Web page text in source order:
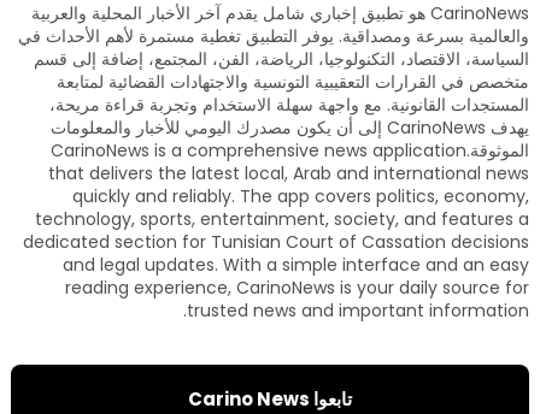
CarinoNews هو تطبيق إخباري شامل يقدم آخر الأخبار المحلية والعربية
والعالمية بسرعة ومصداقية. يوفر التطبيق تغطية مستمرة لأهم الأحداث في
السياسة، الاقتصاد، التكنولوجيا، الرياضة، الفن، المجتمع، إضافة إلى قسم
متخصص في القرارات التعقيبية التونسية والاجتهادات القضائية لمتابعة
المستجدات القانونية. مع واجهة سهلة الاستخدام وتجربة قراءة مريحة،
يهدف CarinoNews إلى أن يكون مصدرك اليومي للأخبار والمعلومات
الموثوقة.CarinoNews is a comprehensive news application
that delivers the latest local, Arab and international news
quickly and reliably. The app covers politics, economy,
technology, sports, entertainment, society, and features a
dedicated section for Tunisian Court of Cassation decisions
and legal updates. With a simple interface and an easy
reading experience, CarinoNews is your daily source for
trusted news and important information.
تابعوا Carino News